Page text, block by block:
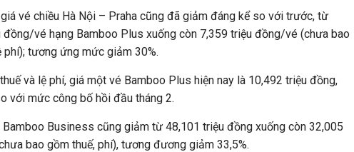
vé chiều Hà Nội – Praha cũng đã giảm đáng kể so với trước, từ
đồng/vé hạng Bamboo Plus xuống còn 7,359 triệu đồng/vé (chưa bao
phí); tương ứng mức giảm 30%.
và lệ phí, giá một vé Bamboo Plus hiện nay là 10,492 triệu đồng,
với mức công bố hồi đầu tháng 2.
Bamboo Business cũng giảm từ 48,101 triệu đồng xuống còn 32,005
bao gồm thuế, phí), tương đương giảm 33,5%.